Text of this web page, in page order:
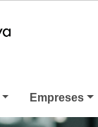
Empreses